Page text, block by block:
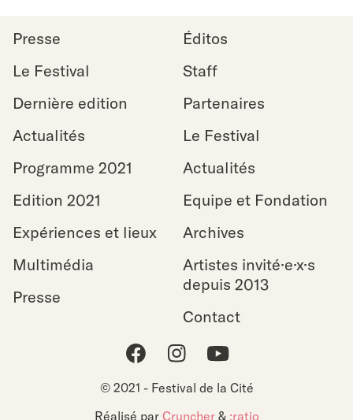
Presse
Le Festival
Dernière edition
Actualités
Programme 2021
Edition 2021
Expériences et lieux
Multimédia
Presse
Éditos
Staff
Partenaires
Le Festival
Actualités
Equipe et Fondation
Archives
Artistes invité·e·x·s
depuis 2013
Contact
FacebookInstagramYoutube
© 2021 - Festival de la Cité
Réalisé par Cruncher& :ratio